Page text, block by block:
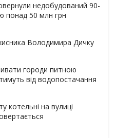
недобудований 90-
понад 50 млн грн
Володимира Дичку
городи питною
від водопостачання
котельні на вулиці